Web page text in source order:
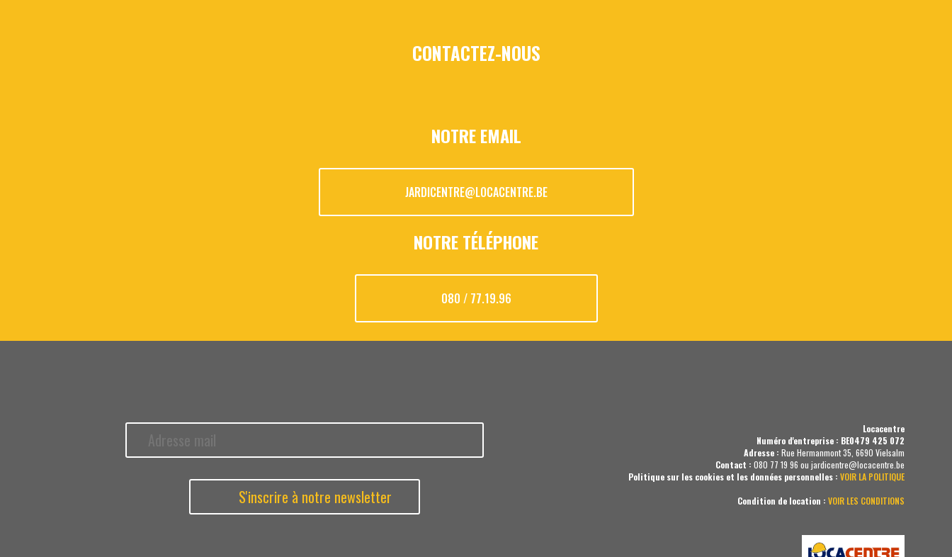
CONTACTEZ-NOUS
NOTRE EMAIL
JARDICENTRE@LOCACENTRE.BE
NOTRE TÉLÉPHONE
080 / 77.19.96
Locacentre
Numéro d'entreprise : BE0479 425 072
Adresse : Rue Hermanmont 35, 6690 Vielsalm
Contact : 080 77 19 96 ou jardicentre@locacentre.be
Politique sur les cookies et les données personnelles : VOIR LA POLITIQUE
Condition de location : VOIR LES CONDITIONS